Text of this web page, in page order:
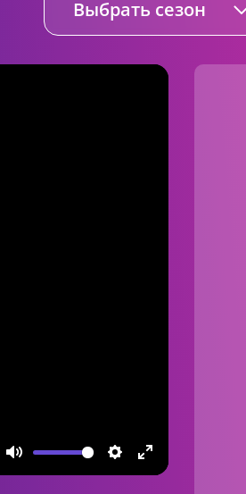
Выбрать сезон
Mute Settings
Enter